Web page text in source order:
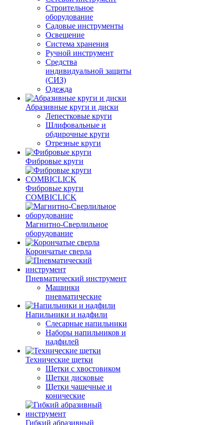
Строительное
оборудование
Садовые инструменты
Освещение
Система хранения
Ручной инструмент
Средства
индивидуальной защиты
(СИЗ)
Одежда
Абразивные круги и диски
Лепестковые круги
Шлифовальные и
обдирочные круги
Отрезные круги
Фибровые круги
Фибровые круги
COMBICLICK
Магнитно-Сверлильное
оборудование
Корончатые сверла
Пневматический инструмент
Машинки
пневматические
Напильники и надфили
Слесарные напильники
Наборы напильников и
надфилей
Технические щетки
Щетки с хвостовиком
Щетки дисковые
Щетки чашечные и
конические
Гибкий абразивный